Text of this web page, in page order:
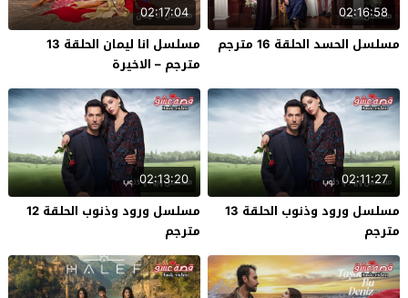
02:16:58
مسلسل الحسد الحلقة 16 مترجم
02:17:04
مسلسل انا ليمان الحلقة 13
مترجم – الاخيرة
02:11:27
مسلسل ورود وذنوب الحلقة 13
مترجم
02:13:20
مسلسل ورود وذنوب الحلقة 12
مترجم